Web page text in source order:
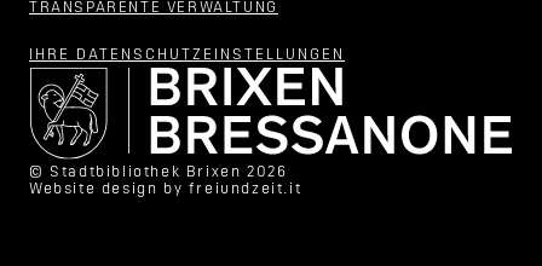
TRANSPARENTE VERWALTUNG
IHRE DATENSCHUTZ­EINSTELLUNGEN
© Stadtbibliothek Brixen 2026
Website design by freiundzeit.it